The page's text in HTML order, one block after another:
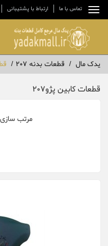
تماس با ما ارتباط با پشتیبانی
یدک مال قطعات بدنه 207
قطعات کابین پژو207
مرتب